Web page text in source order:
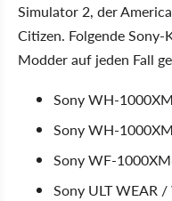
Simulator 2, der
Citizen. Folgende
Modder auf jeden Fall
Sony WH-
Sony WH-
Sony WF-
Sony ULT WEAR